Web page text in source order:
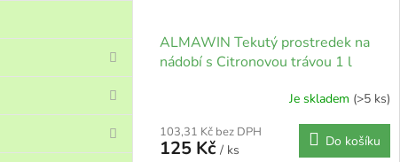
ALMAWIN Tekutý prostredek na
nádobí s Citronovou trávou 1 l
Je skladem (>5 ks)
103,31 Kč bez DPH
125 Kč / ks
Do košíku